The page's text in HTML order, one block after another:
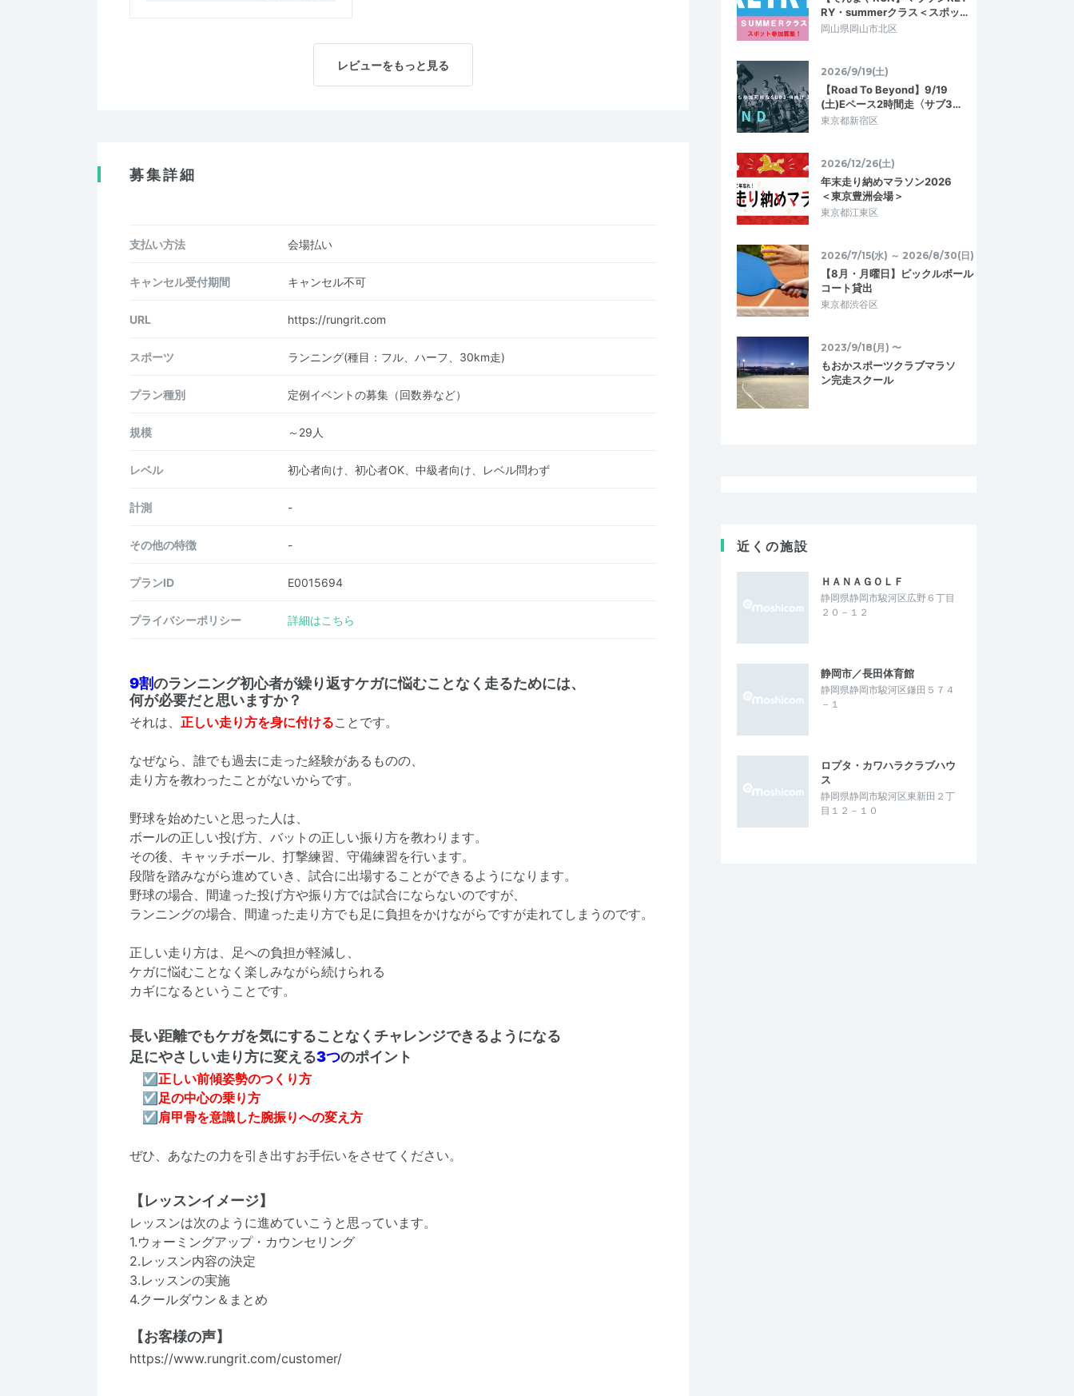
レビューをもっと見る
募集詳細
支払い方法 会場払い
キャンセル受付期間 キャンセル不可
URL https://rungrit.com
スポーツ ランニング(種目：フル、ハーフ、30km走)
プラン種別 定例イベントの募集（回数券など）
規模 ～29人
レベル 初心者向け、初心者OK、中級者向け、レベル問わず
計測 -
その他の特徴 -
プランID E0015694
プライバシーポリシー 詳細はこちら
9割のランニング初心者が繰り返すケガに悩むことなく走るためには、
何が必要だと思いますか？
それは、 正しい走り方を身に付けることです。
なぜなら、誰でも過去に走った経験があるものの、
走り方を教わったことがないからです。
野球を始めたいと思った人は、
ボールの正しい投げ方、バットの正しい振り方を教わります。
その後、キャッチボール、打撃練習、守備練習を行います。
段階を踏みながら進めていき、試合に出場することができるようになります。
野球の場合、間違った投げ方や振り方では試合にならないのですが、
ランニングの場合、間違った走り方でも足に負担をかけながらですが走れてしまうのです。
正しい走り方は、足への負担が軽減し、
ケガに悩むことなく楽しみながら続けられる
カギになるということです。
長い距離でもケガを気にすることなくチャレンジできるようになる
足にやさしい走り方に変える3つのポイント
☑正しい前傾姿勢のつくり方
☑足の中心の乗り方
☑肩甲骨を意識した腕振りへの変え方
ぜひ、あなたの力を引き出すお手伝いをさせてください。
【レッスンイメージ】
レッスンは次のように進めていこうと思っています。
1.ウォーミングアップ・カウンセリング
2.レッスン内容の決定
3.レッスンの実施
4.クールダウン＆まとめ
【お客様の声】
https://www.rungrit.com/customer/
RY・summerクラス＜スポッ…
岡山県岡山市北区
2026/9/19(土)
【Road To Beyond】9/19
(土)Eペース2時間走〈サブ3…
東京都新宿区
2026/12/26(土)
年末走り納めマラソン2026
＜東京豊洲会場＞
東京都江東区
2026/7/15(水) ～ 2026/8/30(日)
【8月・月曜日】ピックルボール
コート貸出
東京都渋谷区
2023/9/18(月) 〜
もおかスポーツクラブマラソ
ン完走スクール
近くの施設
ＨＡＮＡＧＯＬＦ
静岡県静岡市駿河区広野６丁目
２０－１２
静岡市／長田体育館
静岡県静岡市駿河区鎌田５７４
－１
ロプタ・カワハラクラブハウ
ス
静岡県静岡市駿河区東新田２丁
目１２－１０